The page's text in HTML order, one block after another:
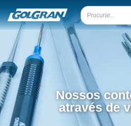
Nossos
através de